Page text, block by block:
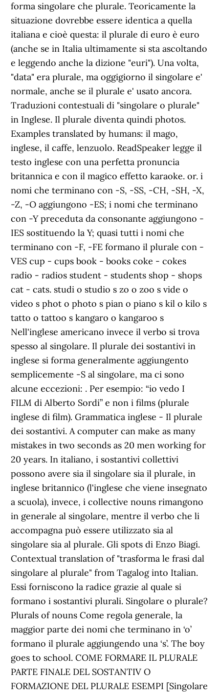
forma singolare che plurale. Teoricamente la
situazione dovrebbe essere identica a quella
italiana e cioè questa: il plurale di euro è euro
(anche se in Italia ultimamente si sta ascoltando
e leggendo anche la dizione "euri"). Una volta,
"data" era plurale, ma oggigiorno il singolare e'
normale, anche se il plurale e' usato ancora.
Traduzioni contestuali di "singolare o plurale"
in Inglese. Il plurale diventa quindi photos.
Examples translated by humans: il mago,
inglese, il caffe, lenzuolo. ReadSpeaker legge il
testo inglese con una perfetta pronuncia
britannica e con il magico effetto karaoke. or. i
nomi che terminano con -S, -SS, -CH, -SH, -X,
-Z, -O aggiungono -ES; i nomi che terminano
con -Y preceduta da consonante aggiungono -
IES sostituendo la Y; quasi tutti i nomi che
terminano con -F, -FE formano il plurale con -
VES cup - cups book - books coke - cokes
radio - radios student - students shop - shops
cat - cats. studi o studio s zo o zoo s vide o
video s phot o photo s pian o piano s kil o kilo s
tatto o tattoo s kangaro o kangaroo s
Nell'inglese americano invece il verbo si trova
spesso al singolare. Il plurale dei sostantivi in
inglese si forma generalmente aggiungento
semplicemente -S al singolare, ma ci sono
alcune eccezioni: . Per esempio: “io vedo I
FILM di Alberto Sordi” e non i films (plurale
inglese di film). Grammatica inglese - Il plurale
dei sostantivi. A computer can make as many
mistakes in two seconds as 20 men working for
20 years. In italiano, i sostantivi collettivi
possono avere sia il singolare sia il plurale, in
inglese britannico (l'inglese che viene insegnato
a scuola), invece, i collective nouns rimangono
in generale al singolare, mentre il verbo che li
accompagna può essere utilizzato sia al
singolare sia al plurale. Gli spots di Enzo Biagi.
Contextual translation of "trasforma le frasi dal
singolare al plurale" from Tagalog into Italian.
Essi forniscono la radice grazie al quale si
formano i sostantivi plurali. Singolare o plurale?
Plurals of nouns Come regola generale, la
maggior parte dei nomi che terminano in ‘o’
formano il plurale aggiungendo una ‘s’. The boy
goes to school. COME FORMARE IL PLURALE
PARTE FINALE DEL SOSTANTIV O
FORMAZIONE DEL PLURALE ESEMPI [Singolare